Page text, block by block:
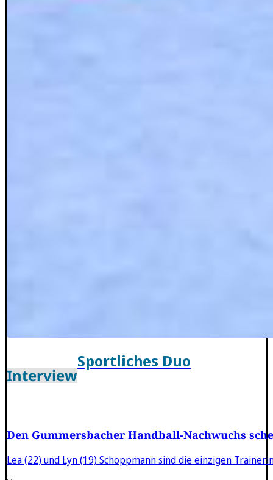
Interview
Sportliches Duo
Den Gummersbacher Handball-Nachwuchs
Lea (22) und Lyn (19) Schoppmann sind die einzigen